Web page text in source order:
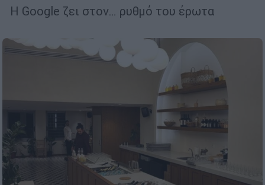
Η Google ζει στον… ρυθμό του έρωτα